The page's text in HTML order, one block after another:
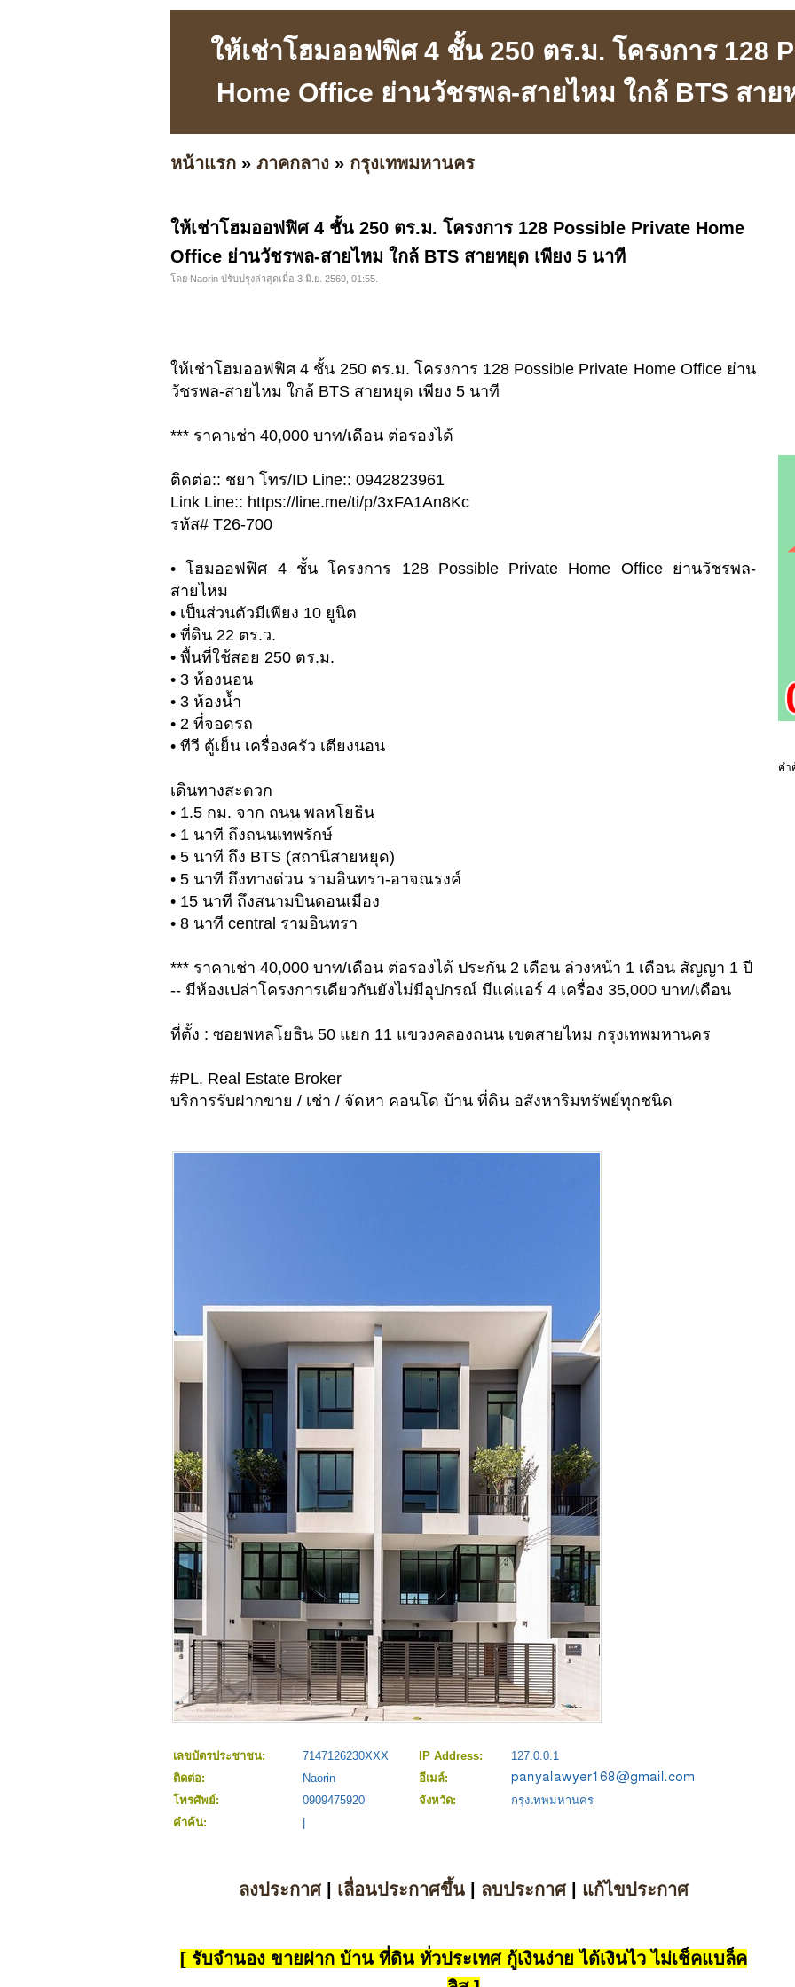
ให้เช่าโฮมออฟฟิศ 4 ชั้น 250 ตร.ม. โครงการ 128
Home Office ย่านวัชรพล-สายไหม ใกล้ BTS สาย
หน้าแรก » ภาคกลาง » กรุงเทพมหานคร
ให้เช่าโฮมออฟฟิศ 4 ชั้น 250 ตร.ม. โครงการ 128 Possible Private Home
Office ย่านวัชรพล-สายไหม ใกล้ BTS สายหยุด เพียง 5 นาที
โดย Naorin ปรับปรุงล่าสุดเมื่อ 3 มิ.ย. 2569, 01:55.
ให้เช่าโฮมออฟฟิศ 4 ชั้น 250 ตร.ม. โครงการ 128 Possible Private Home Office ย่าน
วัชรพล-สายไหม ใกล้ BTS สายหยุด เพียง 5 นาที
*** ราคาเช่า 40,000 บาท/เดือน ต่อรองได้
ติดต่อ:: ชยา โทร/ID Line:: 0942823961
Link Line:: https://line.me/ti/p/3xFA1An8Kc
รหัส# T26-700
• โฮมออฟฟิศ 4 ชั้น โครงการ 128 Possible Private Home Office ย่านวัชรพล-
สายไหม
• เป็นส่วนตัวมีเพียง 10 ยูนิต
• ที่ดิน 22 ตร.ว.
• พื้นที่ใช้สอย 250 ตร.ม.
• 3 ห้องนอน
• 3 ห้องน้ำ
• 2 ที่จอดรถ
• ทีวี ตู้เย็น เครื่องครัว เตียงนอน
เดินทางสะดวก
• 1.5 กม. จาก ถนน พลหโยธิน
• 1 นาที ถึงถนนเทพรักษ์
• 5 นาที ถึง BTS (สถานีสายหยุด)
• 5 นาที ถึงทางด่วน รามอินทรา-อาจณรงค์
• 15 นาที ถึงสนามบินดอนเมือง
• 8 นาที central รามอินทรา
*** ราคาเช่า 40,000 บาท/เดือน ต่อรองได้ ประกัน 2 เดือน ล่วงหน้า 1 เดือน สัญญา 1 ปี
-- มีห้องเปล่าโครงการเดียวกันยังไม่มีอุปกรณ์ มีแค่แอร์ 4 เครื่อง 35,000 บาท/เดือน
ที่ตั้ง : ซอยพหลโยธิน 50 แยก 11 แขวงคลองถนน เขตสายไหม กรุงเทพมหานคร
#PL. Real Estate Broker
บริการรับฝากขาย / เช่า / จัดหา คอนโด บ้าน ที่ดิน อสังหาริมทรัพย์ทุกชนิด
เลขบัตรประชาชน: 7147126230XXX IP Address:
127.0.0.1
ติดต่อ:
Naorin
อีเมล์:
โทรศัพย์:
0909475920 จังหวัด:
กรุงเทพมหานคร
คำค้น:
ลงประกาศ| เลื่อนประกาศขึ้น| ลบประกาศ| แก้ไขประกาศ
[ รับจำนอง ขายฝาก บ้าน ที่ดิน ทั่วประเทศ กู้เงินง่าย ได้เงินไว ไม่เช็คแบล็ค
คำ